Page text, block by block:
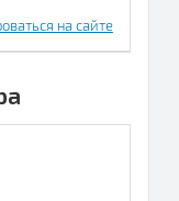
на сайте